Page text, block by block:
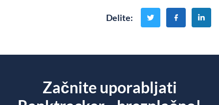
Delite:
Začnite uporabljati